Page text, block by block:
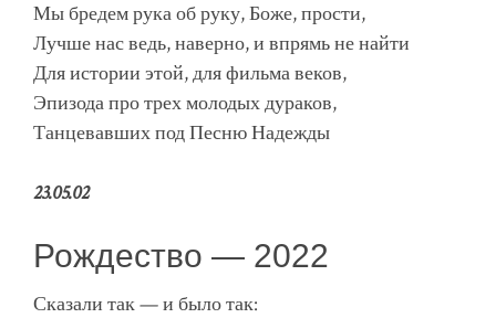
Мы бредем рука об руку, Боже, прости,
Лучше нас ведь, наверно, и впрямь не найти
Для истории этой, для фильма веков,
Эпизода про трех молодых дураков,
Танцевавших под Песню Надежды
23.05.02
Рождество — 2022
Сказали так — и было так: